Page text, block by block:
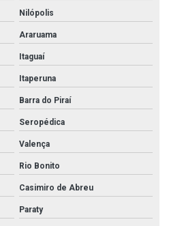
Nilópolis
Araruama
Itaguaí
Itaperuna
Barra do Piraí
Seropédica
Valença
Rio Bonito
Casimiro de Abreu
Paraty